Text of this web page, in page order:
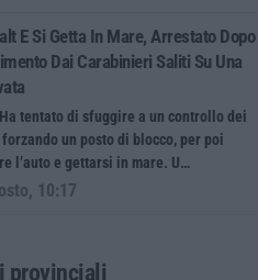
E Si Getta In Mare, Arrestato Dopo
Dai Carabinieri Saliti Su Una
Ha tentato di sfuggire a un controllo dei
un posto di blocco, per poi
l’auto e gettarsi in mare. U…
10:17
provinciali